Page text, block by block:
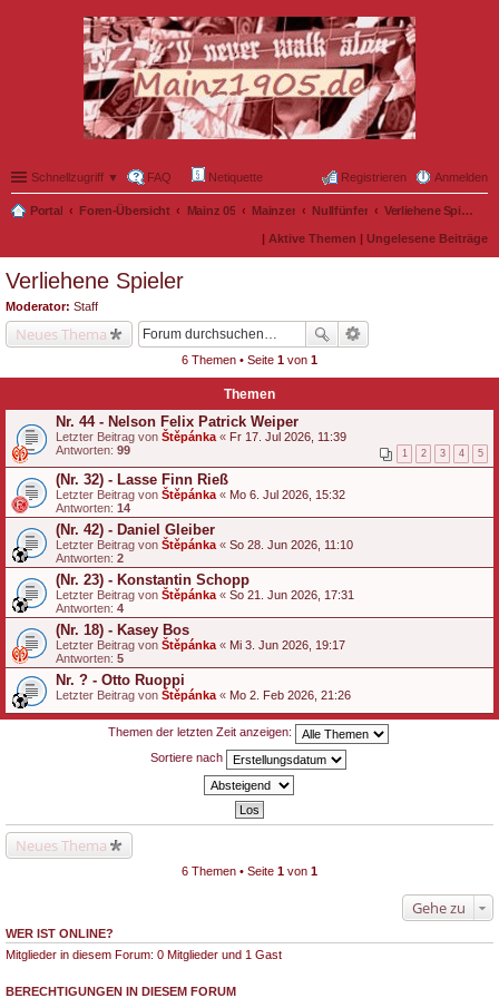
Schnellzugriff ▼ FAQ Netiquette Anmelden
Registrieren
Portal Foren-Übersicht Mainz 05 Mainzer Nullfünfer Verliehene Spieler
| Aktive Themen | Ungelesene Beiträge
Verliehene Spieler
Moderator: Staff
Neues Thema
6 Themen • Seite 1 von 1
Themen
Nr. 44 - Nelson Felix Patrick Weiper
Letzter Beitrag von Štěpánka « Fr 17. Jul 2026, 11:39
Antworten: 99 1 2 3 4 5
(Nr. 32) - Lasse Finn Rieß
Letzter Beitrag von Štěpánka « Mo 6. Jul 2026, 15:32
Antworten: 14
(Nr. 42) - Daniel Gleiber
Letzter Beitrag von Štěpánka « So 28. Jun 2026, 11:10
Antworten: 2
(Nr. 23) - Konstantin Schopp
Letzter Beitrag von Štěpánka « So 21. Jun 2026, 17:31
Antworten: 4
(Nr. 18) - Kasey Bos
Letzter Beitrag von Štěpánka « Mi 3. Jun 2026, 19:17
Antworten: 5
Nr. ? - Otto Ruoppi
Letzter Beitrag von Štěpánka « Mo 2. Feb 2026, 21:26
Themen der letzten Zeit anzeigen:
Sortiere nach
Neues Thema
6 Themen • Seite 1 von 1
Gehe zu
WER IST ONLINE?
Mitglieder in diesem Forum: 0 Mitglieder und 1 Gast
BERECHTIGUNGEN IN DIESEM FORUM